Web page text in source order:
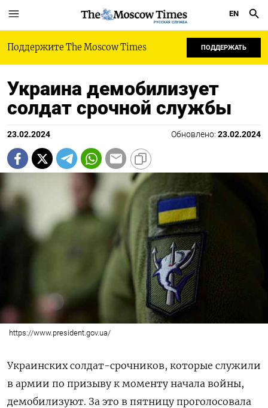
РУССКАЯ СЛУЖБА
EN
Поддержите The Moscow Times ПОДДЕРЖАТЬ
Украина демобилизует
солдат срочной службы
23.02.2024 Обновлено: 23.02.2024
https://www.president.gov.ua/
Украинских солдат-срочников, которые служили
в армии по призыву к моменту начала войны,
демобилизуют. За это в пятницу проголосовала